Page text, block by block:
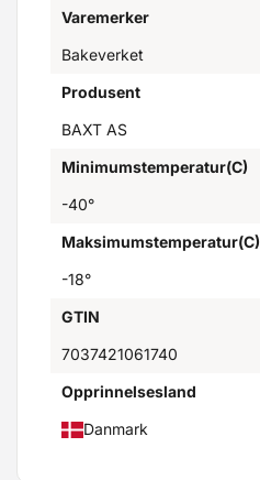
Varemerker
Bakeverket
Produsent
BAXT AS
Minimumstemperatur(C)
-40°
Maksimumstemperatur(C)
-18°
GTIN
7037421061740
Opprinnelsesland
Danmark